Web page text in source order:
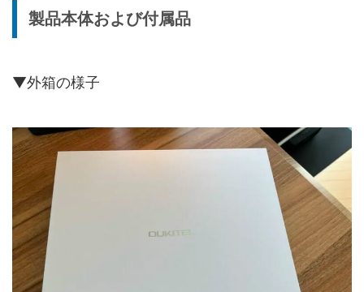
製品本体および付属品
▼外箱の様子